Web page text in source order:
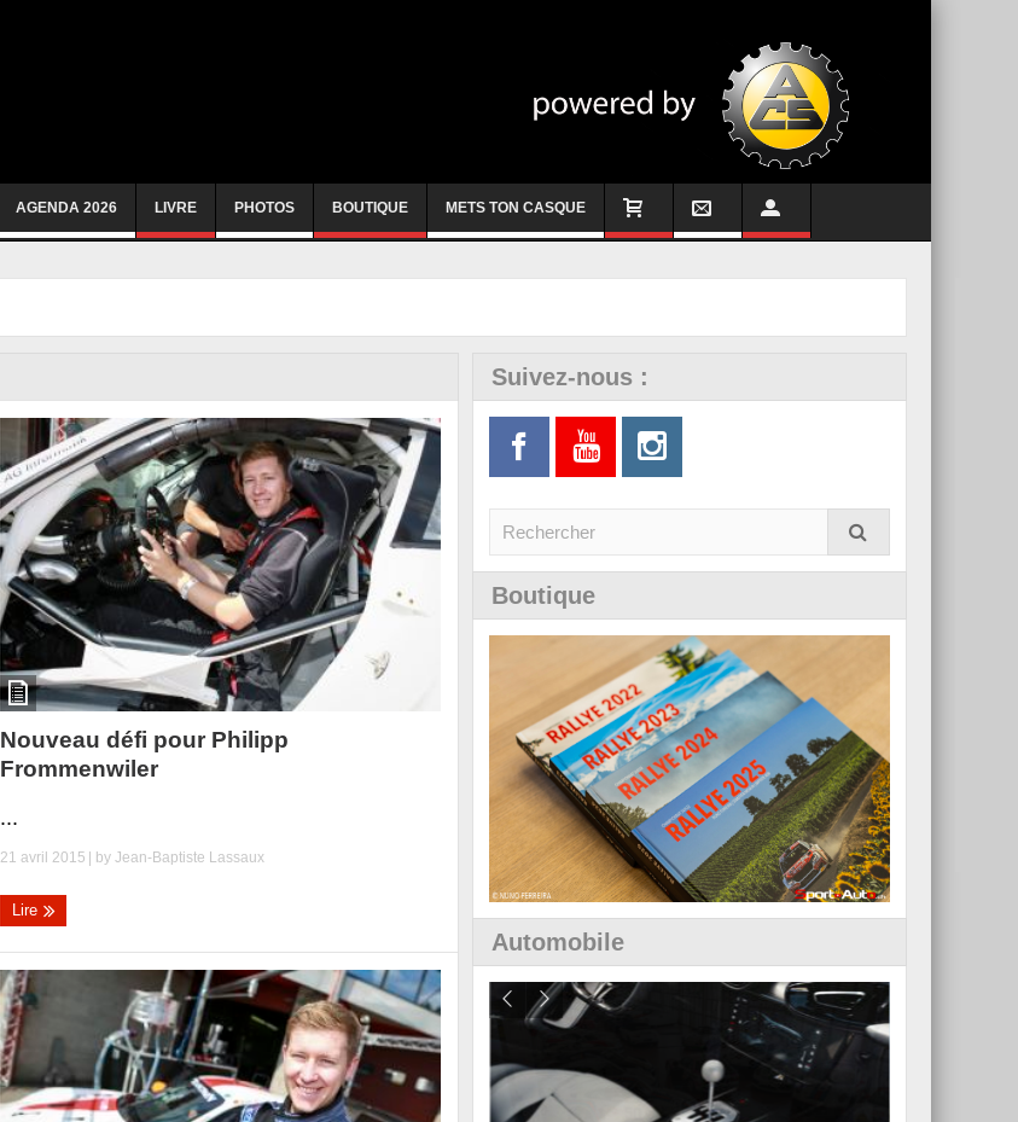
AGENDA 2026 LIVRE PHOTOS BOUTIQUE METS TON CASQUE
Nouveau défi pour Philipp
Frommenwiler
...
21 avril 2015 | byJean-Baptiste Lassaux
Lire
Suivez-nous :
Boutique
Automobile